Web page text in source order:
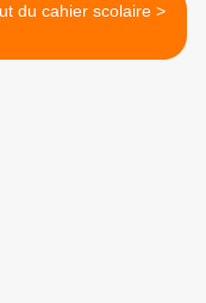
Statut du cahier scolaire >